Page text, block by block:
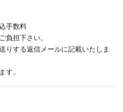
手数料
負担下さい。
りする返信メールに記載いたしま
す。